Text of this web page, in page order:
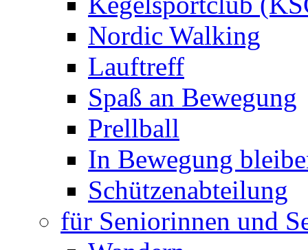
Nordic Walking
Lauftreff
Spaß an Bewegung
Prellball
In Bewegung
Schützenabteilung
für Seniorinnen und